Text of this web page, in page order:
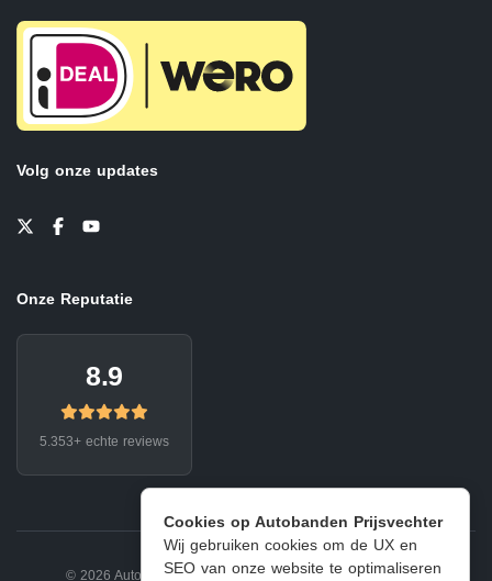
Cookies op Autobanden Prijsvechter
Wij gebruiken cookies om de UX en
SEO van onze website te optimaliseren
Volg onze updates
Onze Reputatie
8.9
5.353+ echte reviews
© 2026 Autobanden Prijsvechter. Privacy | Voorwaarden